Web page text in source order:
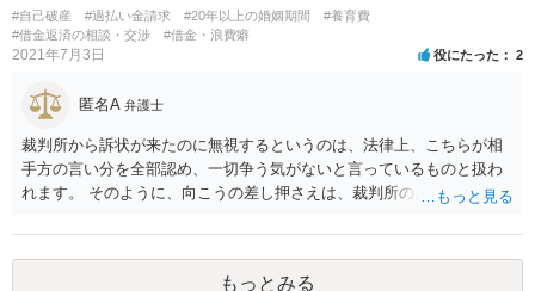
本、返済計画及び返済経過等の具体的な資料を用意して、一度弁護士
に相談するのがよいと考えます。
れています。頑張って虚偽を曝いてください。 > 私は和解金を支払わ
なければいけないのでしょうか。 和解するかどうかは当事者の自由で
す。 > この副委員長の流した噂がきっかけで会社を辞めることにな
いでしょうか 副委員長の不法行為につき組合が使用者責任（民法715
することは、手続きとしては可能です。 もっとも、副委員長が噂を流
した事実の立証がまず難しいかと思いますし、噂を流した行為と退職
との因果関係や、副委員長の行為が組合の事業の執行についての行為
裁判所にねつ造された規約書を提出したのですが、それは何らかの罪
#自己破産 #過払い金請求 #20年以上の婚姻期間
#養育費
#借金返済の相談・交渉
#借金・浪費癖
2021年7月3日 役にたった 2
匿名A 弁護士
裁判所から訴状が来たのに無視するというのは、法律上、こちらが相
手方の言い分を全部認め、一切争う気がないと言っているものと扱わ
れます。 そのように、向こうの差し押さえは、裁判所のお墨付きを得
ットは一切ありません。 むしろ、あなたに連絡しても無視されたこと
で、裁判をするための時間と費用を使わされたわけで、その観点から
も減額や分割に乗ってくるとは思えません。 そうなると、基本的には
もっとみる